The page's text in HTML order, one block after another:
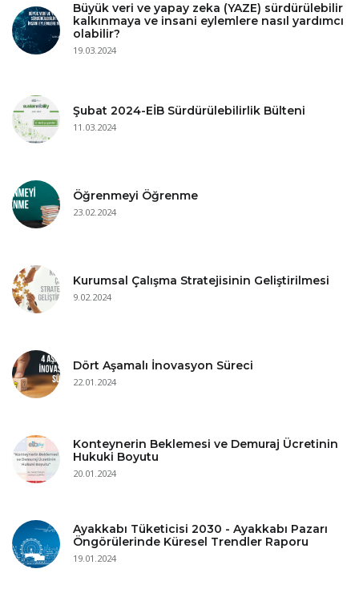
Büyük veri ve yapay zeka (YAZE) sürdürülebilir
kalkınmaya ve insani eylemlere nasıl yardımcı
olabilir?
19.03.2024
Şubat 2024-EİB Sürdürülebilirlik Bülteni
11.03.2024
Öğrenmeyi Öğrenme
23.02.2024
Kurumsal Çalışma Stratejisinin Geliştirilmesi
9.02.2024
Dört Aşamalı İnovasyon Süreci
22.01.2024
Konteynerin Beklemesi ve Demuraj Ücretinin
Hukuki Boyutu
20.01.2024
Ayakkabı Tüketicisi 2030 - Ayakkabı Pazarı
Öngörülerinde Küresel Trendler Raporu
19.01.2024